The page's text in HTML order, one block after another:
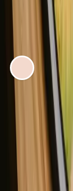
EVENTYR AV
Fies roadtrip:
Bra å vite
opphold i